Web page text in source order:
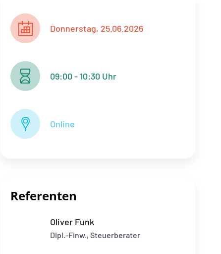
Donnerstag, 25.06.2026
09:00 - 10:30 Uhr
Online
Referenten
Oliver Funk
Dipl.-Finw., Steuerberater